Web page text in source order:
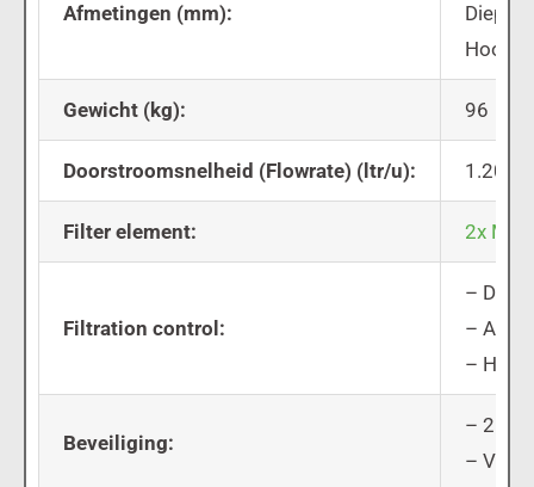
Afmetingen (mm):
Gewicht (kg): 96
Doorstroomsnelheid (Flowrate) (ltr/u): 1.200
Filter element: 2x
Filtration control:
–
– Aan
–
Beveiliging:
– 2
–